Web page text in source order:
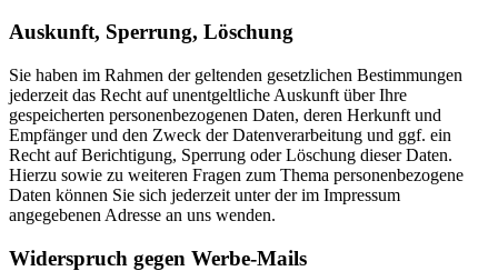
Auskunft, Sperrung, Löschung
Sie haben im Rahmen der geltenden gesetzlichen Bestimmungen
jederzeit das Recht auf unentgeltliche Auskunft über Ihre
gespeicherten personenbezogenen Daten, deren Herkunft und
Empfänger und den Zweck der Datenverarbeitung und ggf. ein
Recht auf Berichtigung, Sperrung oder Löschung dieser Daten.
Hierzu sowie zu weiteren Fragen zum Thema personenbezogene
Daten können Sie sich jederzeit unter der im Impressum
angegebenen Adresse an uns wenden.
Widerspruch gegen Werbe-Mails